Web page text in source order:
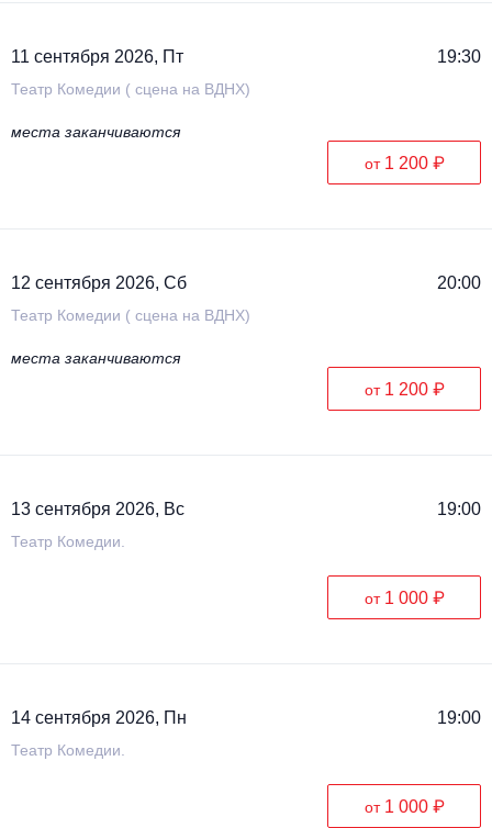
11 сентября 2026, Пт 19:30
Театр Комедии ( сцена на ВДНХ)
места заканчиваются
от 1 200 ₽
12 сентября 2026, Сб 20:00
Театр Комедии ( сцена на ВДНХ)
места заканчиваются
от 1 200 ₽
13 сентября 2026, Вс 19:00
Театр Комедии.
от 1 000 ₽
14 сентября 2026, Пн 19:00
Театр Комедии.
от 1 000 ₽